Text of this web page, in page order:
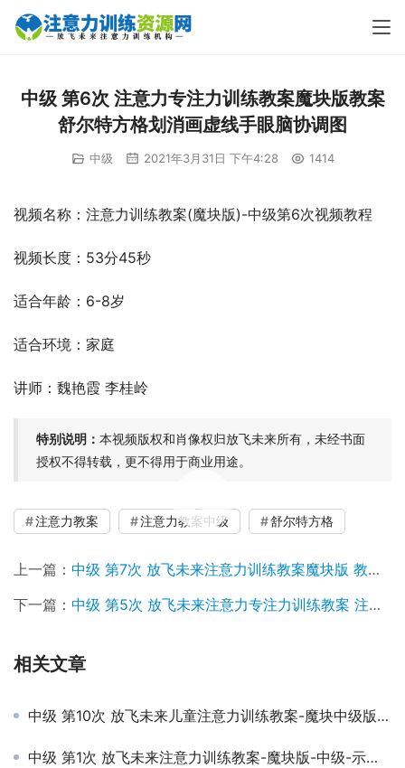
中级 第6次 注意力专注力训练教案魔块版教案
舒尔特方格划消画虚线手眼脑协调图
中级 2021年3月31日 下午4:28 1414
视频名称：注意力训练教案(魔块版)-中级第6次视频教程
视频长度：53分45秒
适合年龄：6-8岁
适合环境：家庭
讲师：魏艳霞 李桂岭
特别说明： 本视频版权和肖像权归放飞未来所有，未经书面
授权不得转载，更不得用于商业用途。
注意力教案 注意力教案中级 舒尔特方格
上一篇： 中级 第7次 放飞未来注意力训练教案魔块版 教学示范视频课程
下一篇： 中级 第5次 放飞未来注意力专注力训练教案 注意力训练的方法有哪些？
相关文章
中级 第10次 放飞未来儿童注意力训练教案-魔块中级版 适合6-8岁
中级 第1次 放飞未来注意力训练教案-魔块版-中级-示范视频课程